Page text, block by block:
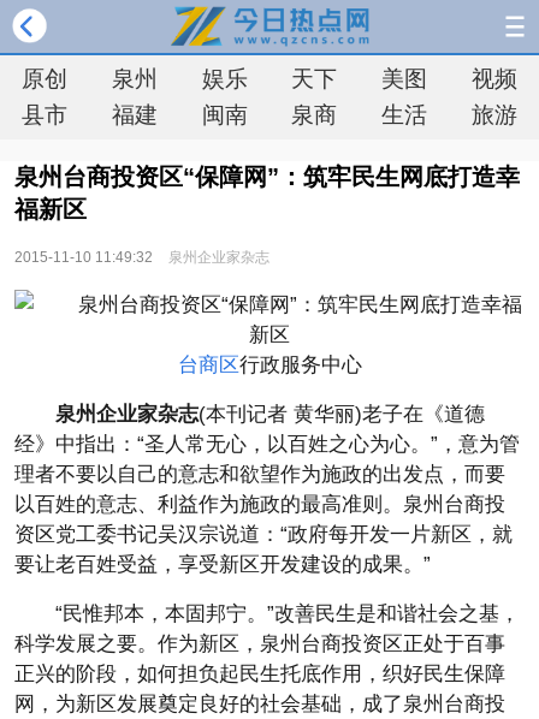
原创 泉州 娱乐 天下 美图
视频
县市
福建 闽南 泉商 生活 旅游
泉州台商投资区“保障网”：筑牢民生网底打造幸
福新区
2015-11-10 11:49:32 泉州企业家杂志
台商区行政服务中心
泉州企业家杂志(本刊记者 黄华丽)老子在《道德
经》中指出：“圣人常无心，以百姓之心为心。”，意为管
理者不要以自己的意志和欲望作为施政的出发点，而要
以百姓的意志、利益作为施政的最高准则。泉州台商投
资区党工委书记吴汉宗说道：“政府每开发一片新区，就
要让老百姓受益，享受新区开发建设的成果。”
“民惟邦本，本固邦宁。”改善民生是和谐社会之基，
科学发展之要。作为新区，泉州台商投资区正处于百事
正兴的阶段，如何担负起民生托底作用，织好民生保障
网，为新区发展奠定良好的社会基础，成了泉州台商投